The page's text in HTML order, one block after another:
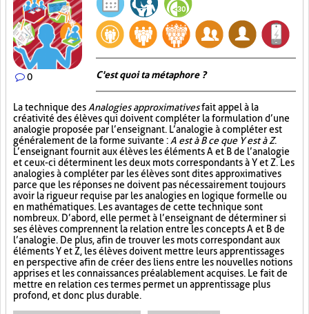
0 C'est quoi ta métaphore ?
La technique des Analogies approximativesfait appel à la
créativité des élèves qui doivent compléter la formulation d’une
analogie proposée par l’enseignant. L’analogie à compléter est
généralement de la forme suivante : A est à B ce que Y est à Z.
L’enseignant fournit aux élèves les éléments A et B de l’analogie
et ceux-ci déterminent les deux mots correspondants à Y et Z. Les
analogies à compléter par les élèves sont dites approximatives
parce que les réponses ne doivent pas nécessairement toujours
avoir la rigueur requise par les analogies en logique formelle ou
en mathématiques. Les avantages de cette technique sont
nombreux. D’abord, elle permet à l’enseignant de déterminer si
ses élèves comprennent la relation entre les concepts A et B de
l’analogie. De plus, afin de trouver les mots correspondant aux
éléments Y et Z, les élèves doivent mettre leurs apprentissages
en perspective afin de créer des liens entre les nouvelles notions
apprises et les connaissances préalablement acquises. Le fait de
mettre en relation ces termes permet un apprentissage plus
profond, et donc plus durable.